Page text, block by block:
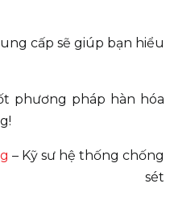
cấp sẽ giúp bạn hiểu
phương pháp hàn hóa
– Kỹ sư hệ thống chống
sét